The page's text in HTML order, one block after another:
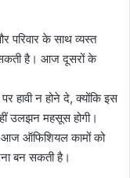
के साथ व्यस्त
सकती है। आज दूसरों के
हावी न होने दे, क्योंकि इस
उलझन महसूस होगी।
आज ऑफिशियल कामों को
बन सकती है।